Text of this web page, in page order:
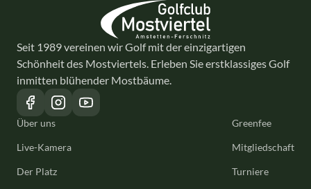
Seit 1989 vereinen wir Golf mit der einzigartigen
Schönheit des Mostviertels. Erleben Sie erstklassiges Golf
inmitten blühender Mostbäume.
Über uns
Live-Kamera
Der Platz
Greenfee
Mitgliedschaft
Turniere